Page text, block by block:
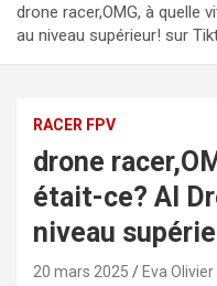
drone racer,OMG, à quelle
au niveau supérieur! sur
RACER FPV
drone
était-ce? AI
niveau
20 mars 2025 Eva Olivier